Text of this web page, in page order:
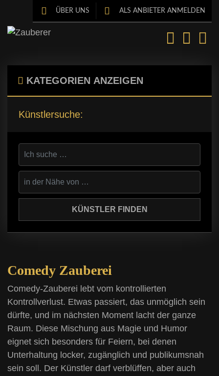
ÜBER UNS ALS ANBIETER ANMELDEN
KATEGORIEN ANZEIGEN
Künstlersuche:
Comedy Zauberei
Comedy-Zauberei lebt vom kontrollierten
Kontrollverlust. Etwas passiert, das unmöglich sein
dürfte, und im nächsten Moment lacht der ganze
Raum. Diese Mischung aus Magie und Humor
eignet sich besonders für Feiern, bei denen
Unterhaltung locker, zugänglich und publikumsnah
sein soll. Der Künstler darf verblüffen, aber auch